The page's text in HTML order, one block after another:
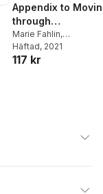
antal röster:
Appendix to
through
choreography :
curating
choreography as
Marie Fahlin,
Stockholms
konstnärliga högskola
Häftad, 2021
117 kr